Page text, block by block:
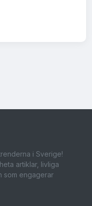
i Sverige!
artiklar, livliga
som engagerar